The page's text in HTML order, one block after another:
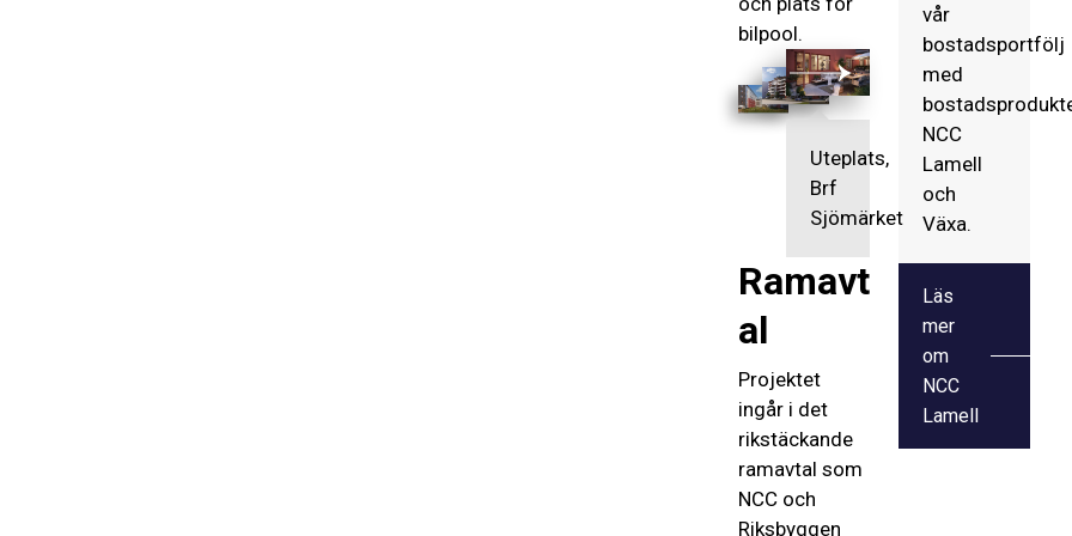
bilpool.Gatuvy,
Brf
Sjömärket
Ramavt
al
Projektet
ingår i det
rikstäckande
ramavtal som
NCC och
Riksbyggen
vår
bostadsportfölj
med
NCC
Lamell
och
Växa.
Läs
mer
om
NCC
Lamell